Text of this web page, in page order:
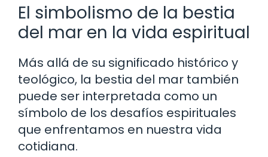
El simbolismo de la bestia
del mar en la vida espiritual
Más allá de su significado histórico y
teológico, la bestia del mar también
puede ser interpretada como un
símbolo de los desafíos espirituales
que enfrentamos en nuestra vida
cotidiana.